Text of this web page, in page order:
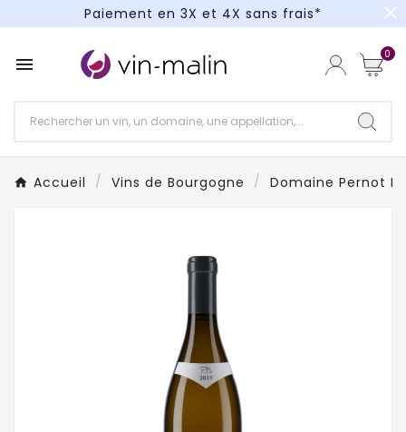
Paiement en 3X et 4X sans frais*
Paiement en 3X et 4X sans frais*
close
 0
Accueil Vins de Bourgogne Domaine Pernot